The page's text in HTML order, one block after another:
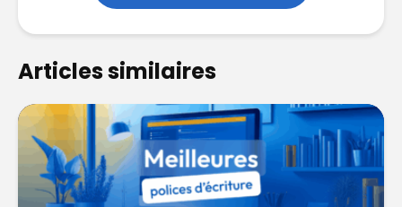
Articles similaires